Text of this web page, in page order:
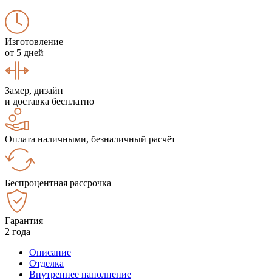
Изготовление
от 5 дней
Замер, дизайн
и доставка бесплатно
Оплата наличными, безналичный расчёт
Беспроцентная рассрочка
Гарантия
2 года
Описание
Отделка
Внутреннее наполнение